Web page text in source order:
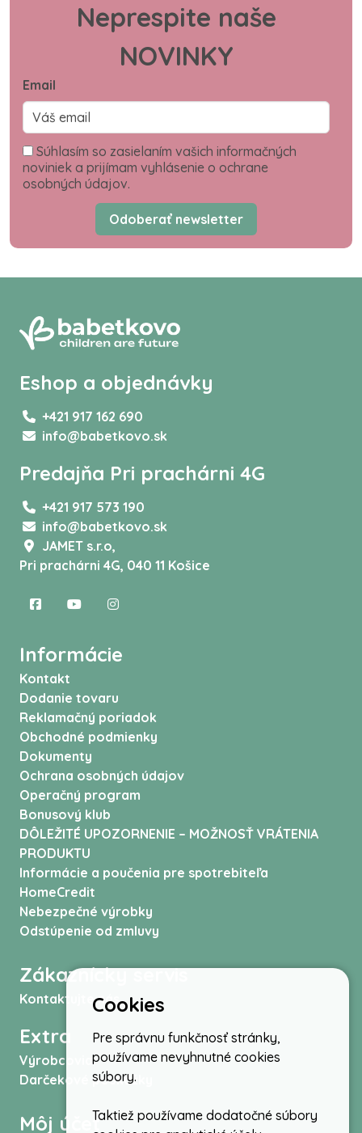
Neprespite naše
NOVINKY
Email
Súhlasím so zasielaním vašich informačných
noviniek a prijímam vyhlásenie o ochrane
osobných údajov.
Odoberať newsletter
Eshop a objednávky
+421 917 162 690
info@babetkovo.sk
Predajňa Pri prachárni 4G
+421 917 573 190
info@babetkovo.sk
JAMET s.r.o,
Pri prachárni 4G, 040 11 Košice
Informácie
Kontakt
Dodanie tovaru
Reklamačný poriadok
Obchodné podmienky
Dokumenty
Ochrana osobných údajov
Operačný program
Bonusový klub
DÔLEŽITÉ UPOZORNENIE – MOŽNOSŤ VRÁTENIA
PRODUKTU
Informácie a poučenia pre spotrebiteľa
HomeCredit
Nebezpečné výrobky
Odstúpenie od zmluvy
Zákaznícky servis
Kontaktujte nás
Extra
Výrobcovia
Darčekové poukážky
Môj účet
Cookies
Pre správnu funkčnosť stránky,
používame nevyhnutné cookies
súbory.
Taktiež používame dodatočné súbory